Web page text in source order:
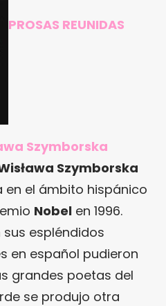
PROSAS REUNIDAS
Szymborska
Szymborska
el ámbito hispánico
Nobel en 1996.
espléndidos
en español pudieron
grandes poetas del
se produjo otra